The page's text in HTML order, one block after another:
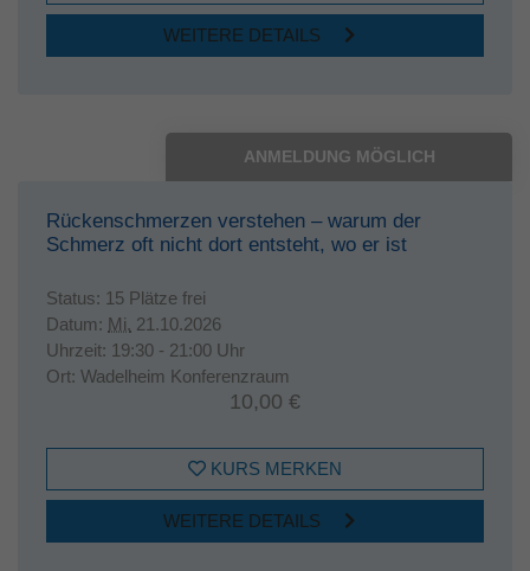
WEITERE DETAILS
ANMELDUNG MÖGLICH
Rückenschmerzen verstehen – warum der
Schmerz oft nicht dort entsteht, wo er ist
Status: 15 Plätze frei
Datum: Mi. 21.10.2026
Uhrzeit: 19:30 - 21:00 Uhr
Ort: Wadelheim Konferenzraum
10,00 €
KURS MERKEN
WEITERE DETAILS